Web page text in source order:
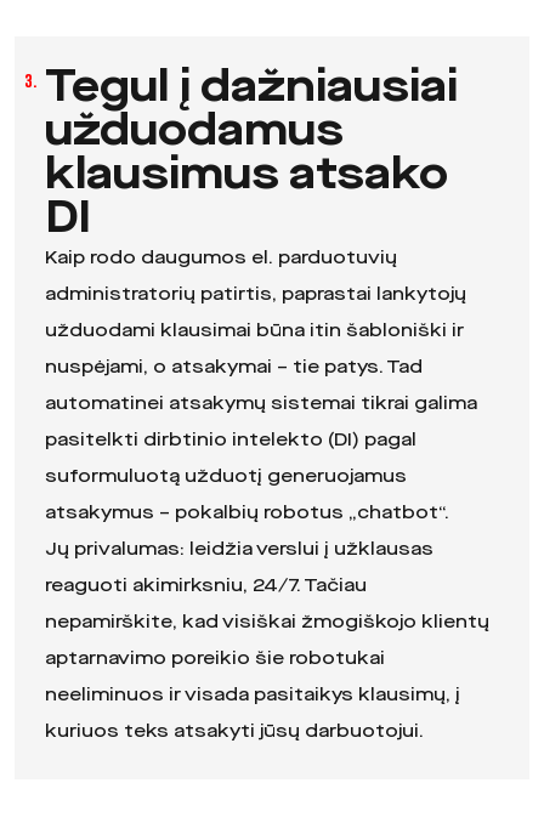
3. Tegul į dažniausiai
užduodamus
klausimus atsako
DI
Kaip rodo daugumos el. parduotuvių
administratorių patirtis, paprastai lankytojų
užduodami klausimai būna itin šabloniški ir
nuspėjami, o atsakymai – tie patys. Tad
automatinei atsakymų sistemai tikrai galima
pasitelkti dirbtinio intelekto (DI) pagal
suformuluotą užduotį generuojamus
atsakymus – pokalbių robotus „chatbot“.
Jų privalumas: leidžia verslui į užklausas
reaguoti akimirksniu, 24/7. Tačiau
nepamirškite, kad visiškai žmogiškojo klientų
aptarnavimo poreikio šie robotukai
neeliminuos ir visada pasitaikys klausimų, į
kuriuos teks atsakyti jūsų darbuotojui.